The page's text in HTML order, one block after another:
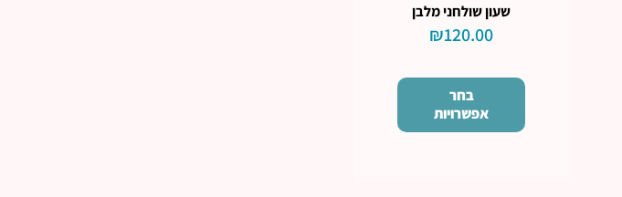
שעון שולחני מלבן
₪120.00
בחר
אפשרויות